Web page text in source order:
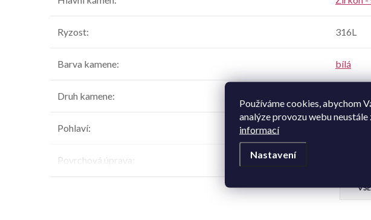
Používáme cookies, abychom
analýze provozu webu
informací
Nastavení
Ryzost: 316L
Barva kamene: bílá
Druh kamene:
Pohlaví:
Povrchová úprava